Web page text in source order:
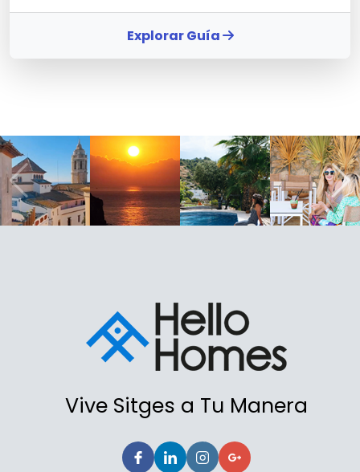
Explorar Guía
Vive Sitges a Tu Manera